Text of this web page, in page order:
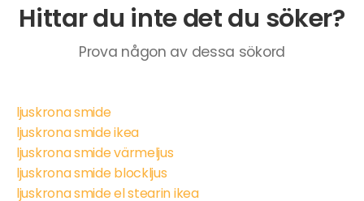
Hittar du inte det du söker?
Prova någon av dessa sökord
ljuskrona smide
ljuskrona smide ikea
ljuskrona smide värmeljus
ljuskrona smide blockljus
ljuskrona smide el stearin ikea